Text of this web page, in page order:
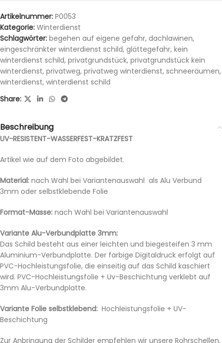
Artikelnummer: P0053
Kategorie: Winterdienst
Schlagwörter: begehen auf eigene gefahr, dachlawinen,
eingeschränkter winterdienst schild, glättegefahr, kein
winterdienst schild, privatgrundstück, privatgrundstück kein
winterdienst, privatweg, privatweg winterdienst, schneeräumen,
winterdienst, winterdienst schild
Share:
Beschreibung
UV-RESISTENT-WASSERFEST-KRATZFEST
Artikel wie auf dem Foto abgebildet.
Material: nach Wahl bei Variantenauswahl als Alu Verbund
3mm oder selbstklebende Folie
Format-Masse: nach Wahl bei Variantenauswahl
Variante Alu-Verbundplatte 3mm:
Das Schild besteht aus einer leichten und biegesteifen 3 mm
Aluminium-Verbundplatte. Der farbige Digitaldruck erfolgt auf
PVC-Hochleistungsfolie, die einseitig auf das Schild kaschiert
wird. PVC-Hochleistungsfolie + Uv-Beschichtung verklebt auf
3mm Alu-Verbundplatte.
Variante Folie selbstklebend: Hochleistungsfolie + UV-
Beschichtung
Zur Anbringung der Schilder empfehlen wir unsere Rohrschellen,